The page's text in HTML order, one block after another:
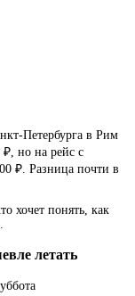
Петербурга в Рим
но на рейс с
₽. Разница почти в
хочет понять, как
летать